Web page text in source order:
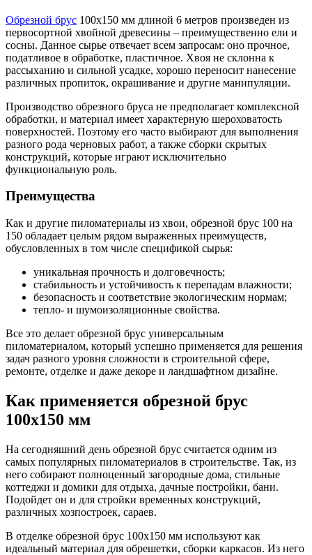
Обрезной брус 100х150 мм длиной 6 метров произведен из
первосортной хвойной древесины – преимущественно ели и
сосны. Данное сырье отвечает всем запросам: оно прочное,
податливое в обработке, пластичное. Хвоя не склонна к
рассыханию и сильной усадке, хорошо переносит нанесение
различных пропиток, окрашивание и другие манипуляции.
Производство обрезного бруса не предполагает комплексной
обработки, и материал имеет характерную шероховатость
поверхностей. Поэтому его часто выбирают для выполнения
разного рода черновых работ, а также сборки скрытых
конструкций, которые играют исключительно
функциональную роль.
Преимущества
Как и другие пиломатериалы из хвои, обрезной брус 100 на
150 обладает целым рядом выраженных преимуществ,
обусловленных в том числе спецификой сырья:
уникальная прочность и долговечность;
стабильность и устойчивость к перепадам влажности;
безопасность и соответствие экологическим нормам;
тепло- и шумоизоляционные свойства.
Все это делает обрезной брус универсальным
пиломатериалом, который успешно применяется для решения
задач разного уровня сложности в строительной сфере,
ремонте, отделке и даже декоре и ландшафтном дизайне.
Как применяется обрезной брус
100х150 мм
На сегодняшний день обрезной брус считается одним из
самых популярных пиломатериалов в строительстве. Так, из
него собирают полноценный загородные дома, стильные
коттеджи и домики для отдыха, дачные постройки, бани.
Подойдет он и для стройки временных конструкций,
различных хозпостроек, сараев.
В отделке обрезной брус 100х150 мм используют как
идеальный материал для обрешетки, сборки каркасов. Из него